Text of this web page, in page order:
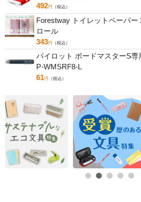
492円 （税込）
Forestway トイレットペーパー
ロール
343円 （税込）
パイロット ボードマスターS
P-WMSRF8-L
61円 （税込）